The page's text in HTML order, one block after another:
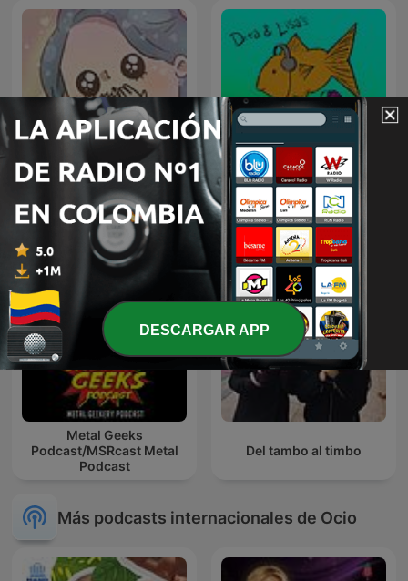
啾啾揪一下 °˖✧◝(⁰▿⁰)◜✧˖° The Podcast Podcast
Metal Geeks
Podcast/MSRcast Metal
Podcast
Del tambo al timbo
Más podcasts internacionales de Ocio
DESCARGAR APP